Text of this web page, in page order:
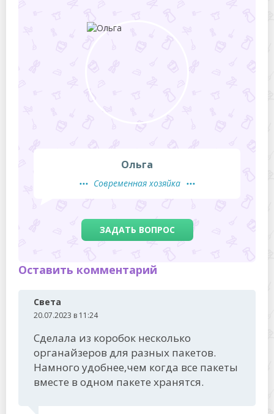
Ольга
Современная хозяйка
ЗАДАТЬ ВОПРОС
Оставить комментарий
Света
20.07.2023 в 11:24
Сделала из коробок несколько
органайзеров для разных пакетов.
Намного удобнее,чем когда все пакеты
вместе в одном пакете хранятся.